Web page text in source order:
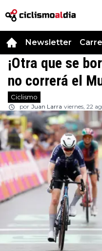
Newsletter
¡Otra que se
no correrá el
Ciclismo
por Juan Larra viernes, 22